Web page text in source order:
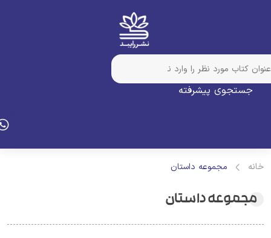
جستجوی پیشرفته
مجموعه داستان
مجموعه داستان